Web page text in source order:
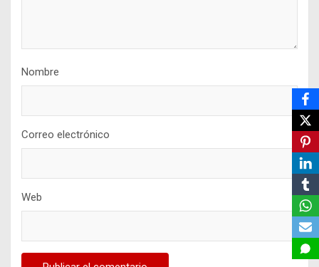
Nombre
Correo electrónico
Web